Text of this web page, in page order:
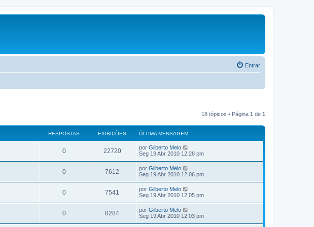
Entrar
18 tópicos • Página 1 de 1
RESPOSTAS EXIBIÇÕES ÚLTIMA MENSAGEM
0 22720 por Gilberto Melo
Seg 19 Abr 2010 12:28 pm
0 7612 por Gilberto Melo
Seg 19 Abr 2010 12:06 pm
0 7541 por Gilberto Melo
Seg 19 Abr 2010 12:05 pm
0 8284 por Gilberto Melo
Seg 19 Abr 2010 12:03 pm